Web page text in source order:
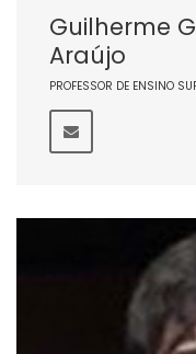
Guilherme
Araújo
PROFESSOR DE ENSINO